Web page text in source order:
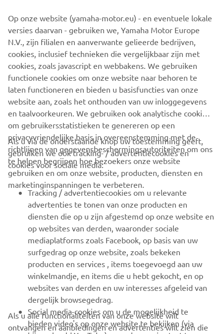
en maritieme oplossingen. Met de tijdelijke Yamaha
Power Deals profiteer je nu van extra vermogen voor een
scherpere prijs. Overweeg je bijvoorbeeld een 20pk
buitenboordmotor? Dan krijg je tijdelijk een 25pk motor
voor de prijs van een 20pk.
ONTDEK MEER
CORPORATE
VOOR BEDRIJVEN
MEER YAMAHA
ONDERSTEUNING
NIEUWSBRIEF
Wees de eerste die meer te weten komt over de nieuwste deals,
speciale evenementen, nieuwe producten en nog veel meer
Op onze website (yamaha-motor.eu) - en eventuele lokale
versies daarvan - gebruiken we, Yamaha Motor Europe
N.V., zijn filialen en aanverwante gelieerde bedrijven,
cookies, inclusief technieken die vergelijkbaar zijn met
cookies, zoals javascript en webbakens. We gebruiken
functionele cookies om onze website naar behoren te
laten functioneren en bieden u basisfuncties van onze
website aan, zoals het onthouden van uw inloggegevens
en taalvoorkeuren. We gebruiken ook analytische cookies
om gebruikersstatistieken te genereren op een
privacyvriendelijke basis in overeenstemming met de
richtlijnen van gegevensbeschermingsautoriteiten om ons
te helpen begrijpen hoe bezoekers onze website
gebruiken en om onze website, producten, diensten en
marketinginspanningen te verbeteren.
Als u via de onderstaande knop uw toestemming geeft,
gebruiken we ook tracking- / advertentiecookies en
cookies voor sociale media:
Tracking / advertentiecookies om u relevante
advertenties te tonen van onze producten en
diensten die op u zijn afgestemd op onze website en
op websites van derden, waaronder sociale
mediaplatforms zoals Facebook, op basis van uw
surfgedrag op onze website, zoals bekeken
producten en services , items toegevoegd aan uw
winkelmandje, en items die u hebt gekocht, en op
websites van derden en uw interesses afgeleid van
dergelijk browsegedrag.
Social media-cookies om u de mogelijkheid te
bieden video's op onze website te bekijken (via
Als u alle functionaliteiten van onze website wilt
ontvangen en aanbiedingen en advertenties wilt zien die